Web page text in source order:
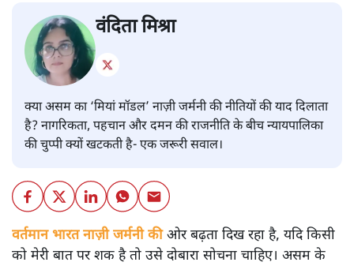
वंदिता मिश्रा
क्या असम का ‘मियां मॉडल’ नाज़ी जर्मनी की नीतियों की याद दिलाता
है? नागरिकता, पहचान और दमन की राजनीति के बीच न्यायपालिका
की चुप्पी क्यों खटकती है- एक जरूरी सवाल।
वर्तमान भारत नाज़ी जर्मनी कीओर बढ़ता दिख रहा है, यदि किसी
को मेरी बात पर शक है तो उसे दोबारा सोचना चाहिए। असम के